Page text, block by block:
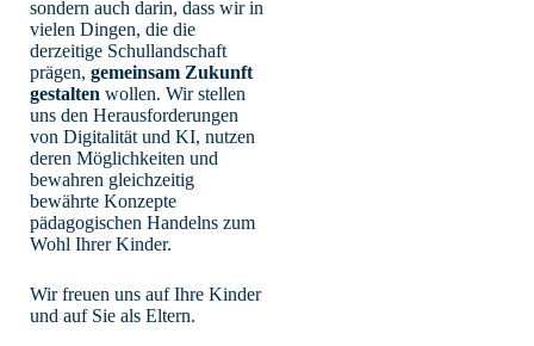
sondern auch darin, dass wir in
vielen Dingen, die die
derzeitige Schullandschaft
prägen, gemeinsam Zukunft
gestalten wollen. Wir stellen
uns den Herausforderungen
von Digitalität und KI, nutzen
deren Möglichkeiten und
bewahren gleichzeitig
bewährte Konzepte
pädagogischen Handelns zum
Wohl Ihrer Kinder.
Wir freuen uns auf Ihre Kinder
und auf Sie als Eltern.